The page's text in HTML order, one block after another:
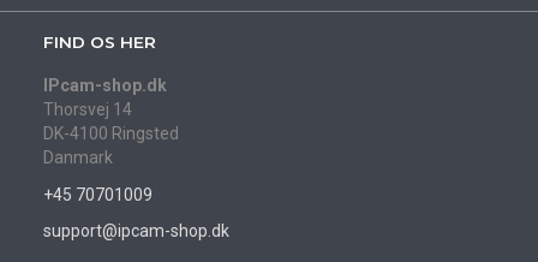
FIND OS HER
IPcam-shop.dk
Thorsvej 14
DK-4100 Ringsted
Danmark
+45 70701009
support@ipcam-shop.dk